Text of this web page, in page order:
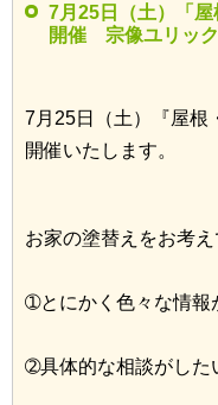
7月25日（土）「屋
開催 宗像ユリッ
7月25日（土）『屋根
開催いたします。
お家の塗替えをお考
➀とにかく色々な情報
➁具体的な相談がした